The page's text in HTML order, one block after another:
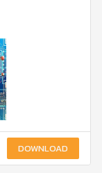
DOWNLOAD